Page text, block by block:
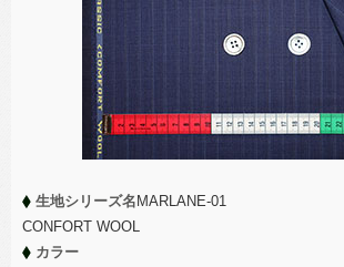
生地シリーズ名 MARLANE-01
CONFORT WOOL
カラー